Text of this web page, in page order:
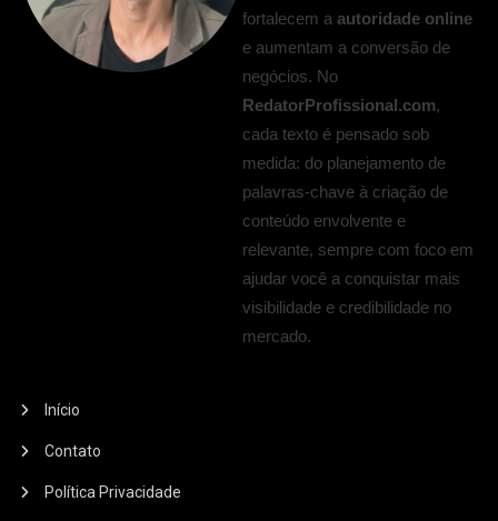
fortalecem aautoridade online
e aumentam a conversão de
negócios. No
RedatorProfissional.com,
cada texto é pensado sob
medida: do planejamento de
palavras-chave à criação de
conteúdo envolvente e
relevante, sempre com foco em
ajudar você a conquistar mais
visibilidade e credibilidade no
mercado.
Início
Contato
Política Privacidade